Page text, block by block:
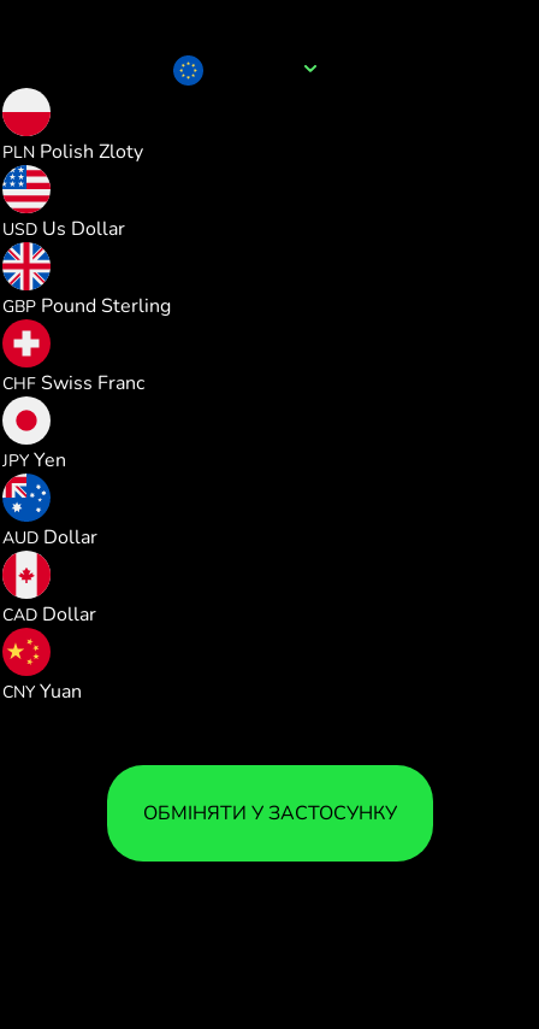
PLN Polish Zloty
USD Us Dollar
GBP Pound Sterling
CHF Swiss Franc
JPY Yen
AUD Dollar
CAD Dollar
CNY Yuan
ОБМІНЯТИ У ЗАСТОСУНКУ